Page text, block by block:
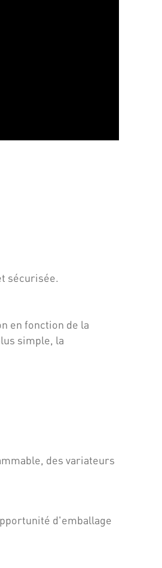
sécurisée.
en fonction de la
simple, la
des variateurs
d'emballage